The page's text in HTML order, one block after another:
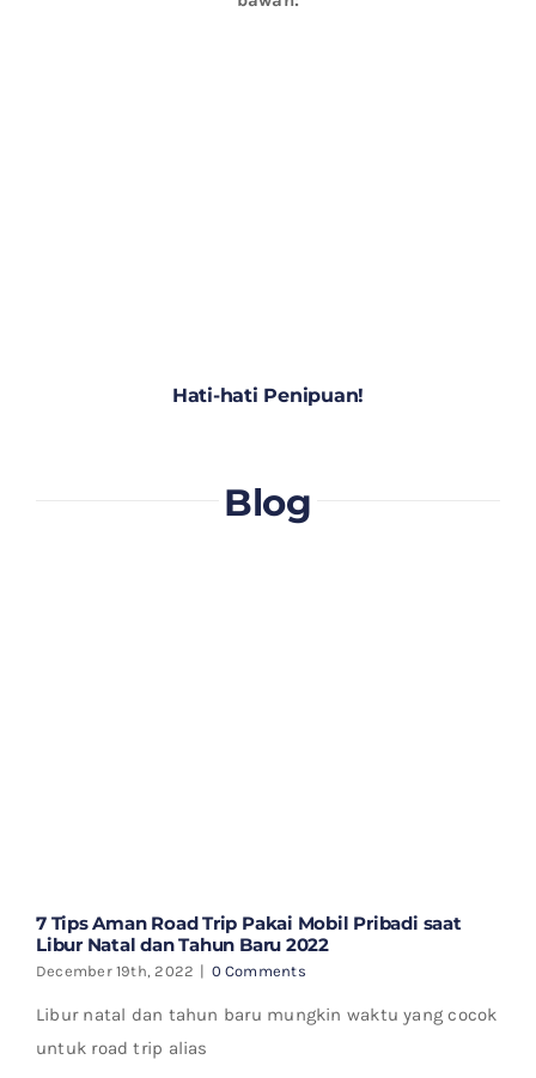
Hati-hati Penipuan!
Blog
7 Tips Aman Road Trip Pakai Mobil Pribadi saat
Libur Natal dan Tahun Baru 2022
December 19th, 2022 | 0 Comments
Libur natal dan tahun baru mungkin waktu yang cocok
untuk road trip alias